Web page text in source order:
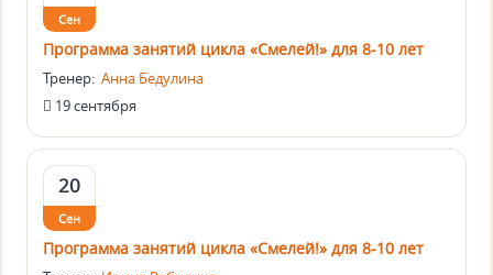
Сен
Программа занятий цикла «Смелей!» для 8-10 лет
Тренер: Анна Бедулина
19 сентября
20
Сен
Программа занятий цикла «Смелей!» для 8-10 лет